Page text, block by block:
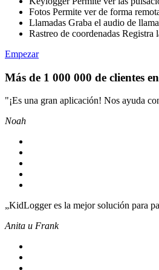
Fotos Permite ver de forma
Llamadas Graba el audio de
Rastreo de coordenadas Registra
Empezar
Más de 1 000 000 de clientes
"¡Es una gran aplicación! Nos ayuda
Noah
„KidLogger es la mejor solución para
Anita и Frank